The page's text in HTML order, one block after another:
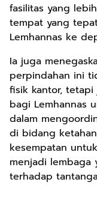
fasilitas yang
tempat yang
Lemhannas ke
Ia juga
perpindahan ini
fisik kantor,
bagi Lemhannas
dalam
di bidang
kesempatan
menjadi
terhadap